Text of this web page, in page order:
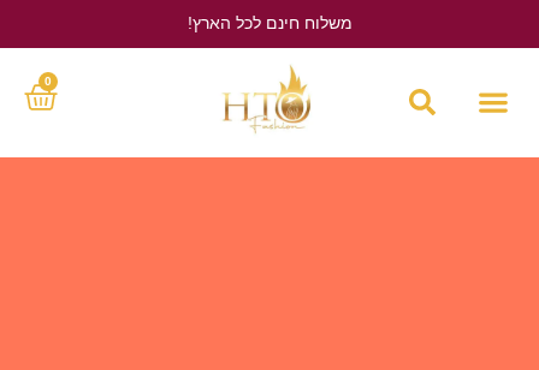
משלוח חינם לכל הארץ!
0